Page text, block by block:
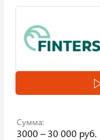
Сумма:
3000 – 30 000 руб.